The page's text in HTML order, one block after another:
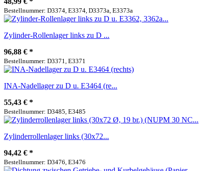
Bestellnummer: D3374, E3374, D3373a, E3373a
Zylinder-Rollenlager links zu D ...
96,88 € *
Bestellnummer: D3371, E3371
INA-Nadellager zu D u. E3464 (re...
55,43 € *
Bestellnummer: D3485, E3485
Zylinderrollenlager links (30x72...
94,42 € *
Bestellnummer: D3476, E3476